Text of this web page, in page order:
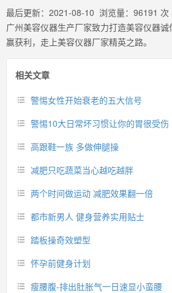
最后更新： 2021-08-10 浏览量： 96191 次
广州美容仪器生产厂家致力打造美容仪器
赢获利，走上美容仪器厂家精英之路。
相关文章
警惕女性开始衰老的五大信号
警惕10大日常坏习惯让你的胃很受伤
高跟鞋一族 多做伸腿操
减肥只吃蔬菜当心越吃越胖
两个时间做运动 减肥效果翻一倍
都市新男人 健身营养实用贴士
踏板操奇效塑型
怀孕前健身计划
瘦腰腹-排出肚胀气一日速显小蛮腰